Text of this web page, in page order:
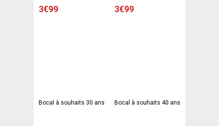
3€99 3€99
Bocal à souhaits 30 ans Bocal à souhaits 40 ans